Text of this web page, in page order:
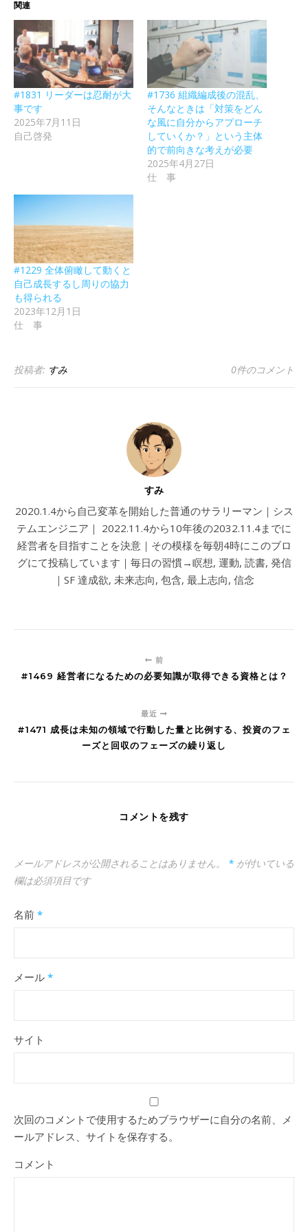
関連
#1831 リーダーは忍耐が大
事です
2025年7月11日
自己啓発
#1736 組織編成後の混乱、
そんなときは「対策をどん
な風に自分からアプローチ
していくか？」という主体
的で前向きな考えが必要
2025年4月27日
仕 事
#1229 全体俯瞰して動くと
自己成長するし周りの協力
も得られる
2023年12月1日
仕 事
投稿者: すみ 0件のコメント
すみ
2020.1.4から自己変革を開始した普通のサラリーマン｜シス
テムエンジニア｜ 2022.11.4から10年後の2032.11.4までに
経営者を目指すことを決意｜その模様を毎朝4時にこのブロ
グにて投稿しています｜毎日の習慣→瞑想, 運動, 読書, 発信
｜SF 達成欲, 未来志向, 包含, 最上志向, 信念
前
#1469 経営者になるための必要知識が取得できる資格とは？
最近
#1471 成長は未知の領域で行動した量と比例する、投資のフェ
ーズと回収のフェーズの繰り返し
コメントを残す
メールアドレスが公開されることはありません。 * が付いている
欄は必須項目です
名前 *
メール *
サイト
次回のコメントで使用するためブラウザーに自分の名前、メ
ールアドレス、サイトを保存する。
コメント